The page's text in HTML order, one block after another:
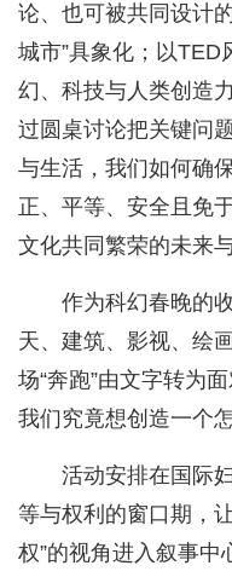
论、也可被共同设计
城市”具象化；以
幻、科技与人类创造
过圆桌讨论把关键问
与生活，我们如何确
正、平等、安全且免
文化共同繁荣的未来与
作为科幻春晚的
天、建筑、影视、绘
场“奔跑”由文字转为
我们究竟想创造一个
活动安排在国际
等与权利的窗口期，
权”的视角进入叙事